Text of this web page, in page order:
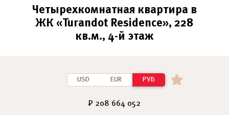
Четырехкомнатная квартира в
ЖК «Turandot Residence», 228
кв.м., 4-й этаж
USD EUR РУБ
₽ 208 664 052